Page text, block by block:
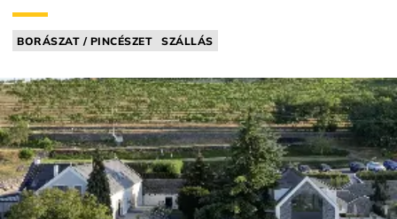
BORÁSZAT / PINCÉSZET
SZÁLLÁS